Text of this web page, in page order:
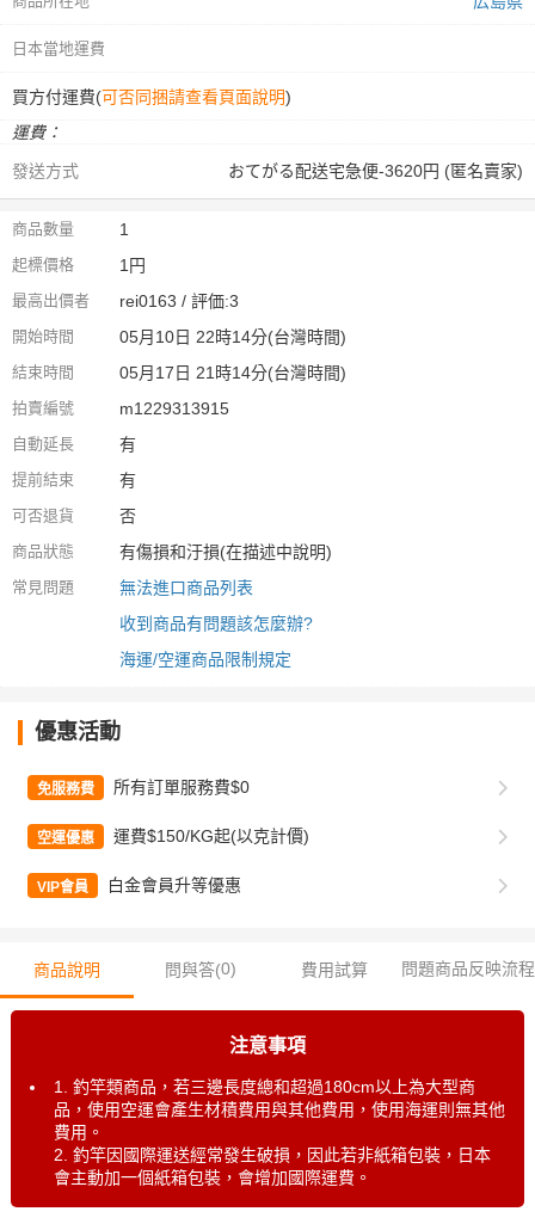
日本當地運費
買方付運費(可否同捆請查看頁面說明)
運費：
發送方式
おてがる配送宅急便-3620円 (匿名賣家)
商品數量 1
起標價格 1円
最高出價者 rei0163 / 評価:3
開始時間 05月10日 22時14分(台灣時間)
結束時間 05月17日 21時14分(台灣時間)
拍賣編號 m1229313915
自動延長 有
提前結束 有
可否退貨 否
商品狀態 有傷損和汙損(在描述中說明)
常見問題
無法進口商品列表
收到商品有問題該怎麼辦?
海運/空運商品限制規定
優惠活動
免服務費 所有訂單服務費$0
空運優惠 運費$150/KG起(以克計價)
VIP會員 白金會員升等優惠
商品說明 問與答(0) 費用試算 問題商品反映流程
注意事項
1. 釣竿類商品，若三邊長度總和超過180cm以上為大型商
品，使用空運會產生材積費用與其他費用，使用海運則無其他
費用。
2. 釣竿因國際運送經常發生破損，因此若非紙箱包裝，日本
會主動加一個紙箱包裝，會增加國際運費。